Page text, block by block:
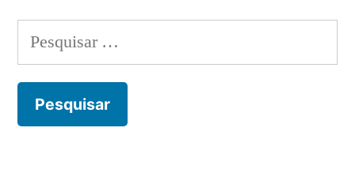
Pesquisar
por: